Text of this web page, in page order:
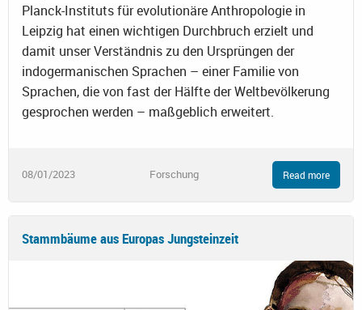
Planck-Instituts für evolutionäre Anthropologie in
Leipzig hat einen wichtigen Durchbruch erzielt und
damit unser Verständnis zu den Ursprüngen der
indogermanischen Sprachen – einer Familie von
Sprachen, die von fast der Hälfte der Weltbevölkerung
gesprochen werden – maßgeblich erweitert.
08/01/2023 Forschung Read more
Stammbäume aus Europas Jungsteinzeit